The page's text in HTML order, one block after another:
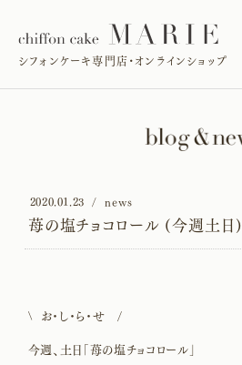
シフォンケーキ専門店・オンラインショップ
2020.01.23 news
苺の塩チョコロール (今週土日)
\ お・し・ら・せ /
今週、土日「苺の塩チョコロール」